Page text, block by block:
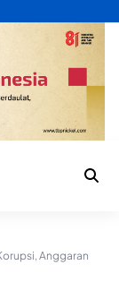
Anggaran